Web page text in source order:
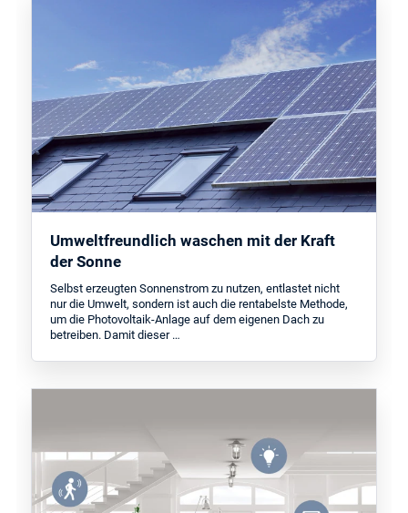
Umweltfreundlich waschen mit der Kraft
der Sonne
Selbst erzeugten Sonnenstrom zu nutzen, entlastet nicht
nur die Umwelt, sondern ist auch die rentabelste Methode,
um die Photovoltaik-Anlage auf dem eigenen Dach zu
betreiben. Damit dieser …